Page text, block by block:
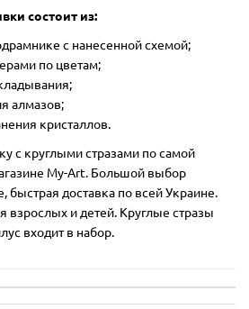
состоит из:
с нанесенной схемой;
по цветам;
алмазов;
кристаллов.
с круглыми стразами по самой
My-Art. Большой выбор
доставка по всей Украине.
взрослых и детей. Круглые стразы
входит в набор.